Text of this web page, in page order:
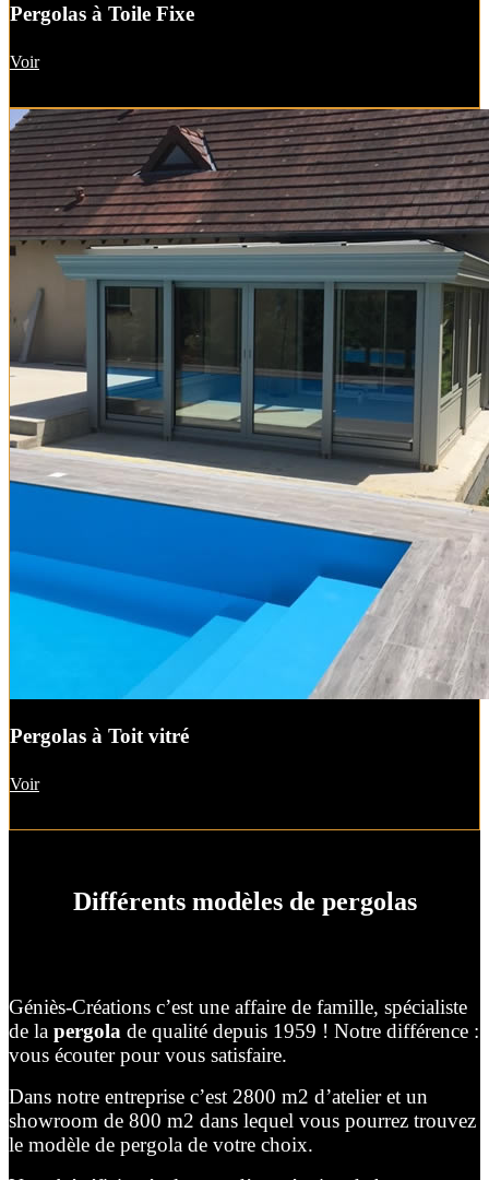
Pergolas à Toile Fixe
Voir
Pergolas à Toit vitré
Voir
Différents modèles de pergolas
Géniès-Créations c’est une affaire de famille, spécialiste
de la pergola de qualité depuis 1959 ! Notre différence :
vous écouter pour vous satisfaire.
Dans notre entreprise c’est 2800 m2 d’atelier et un
showroom de 800 m2 dans lequel vous pourrez trouvez
le modèle de pergola de votre choix.